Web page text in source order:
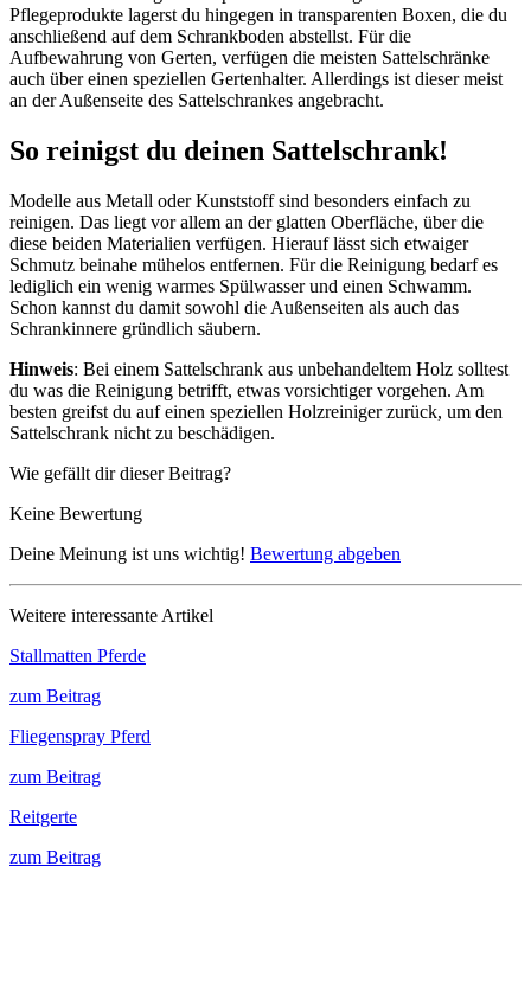
Pflegeprodukte lagerst du hingegen in transparenten Boxen, die du
anschließend auf dem Schrankboden abstellst. Für die
Aufbewahrung von Gerten, verfügen die meisten Sattelschränke
auch über einen speziellen Gertenhalter. Allerdings ist dieser meist
an der Außenseite des Sattelschrankes angebracht.
So reinigst du deinen Sattelschrank!
Modelle aus Metall oder Kunststoff sind besonders einfach zu
reinigen. Das liegt vor allem an der glatten Oberfläche, über die
diese beiden Materialien verfügen. Hierauf lässt sich etwaiger
Schmutz beinahe mühelos entfernen. Für die Reinigung bedarf es
lediglich ein wenig warmes Spülwasser und einen Schwamm.
Schon kannst du damit sowohl die Außenseiten als auch das
Schrankinnere gründlich säubern.
Hinweis: Bei einem Sattelschrank aus unbehandeltem Holz solltest
du was die Reinigung betrifft, etwas vorsichtiger vorgehen. Am
besten greifst du auf einen speziellen Holzreiniger zurück, um den
Sattelschrank nicht zu beschädigen.
Wie gefällt dir dieser Beitrag?
Keine Bewertung
Deine Meinung ist uns wichtig! Bewertung abgeben
Weitere interessante Artikel
Stallmatten Pferde
zum Beitrag
Fliegenspray Pferd
zum Beitrag
Reitgerte
zum Beitrag